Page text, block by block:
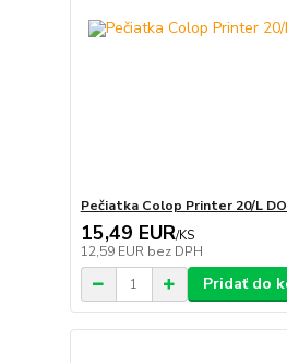
Pečiatka Colop Printer 20/L
15,49 EUR/KS
12,59 EUR bez DPH
Pridať do